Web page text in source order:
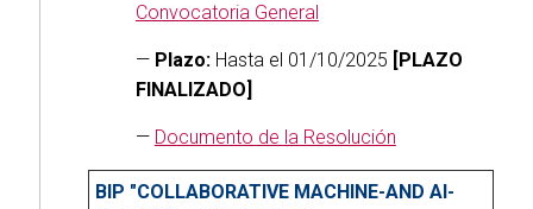
Convocatoria General
— Plazo:Hasta el 01/10/2025 [PLAZO
FINALIZADO]
— Documento de la Resolución
BIP "COLLABORATIVE MACHINE-AND AI-